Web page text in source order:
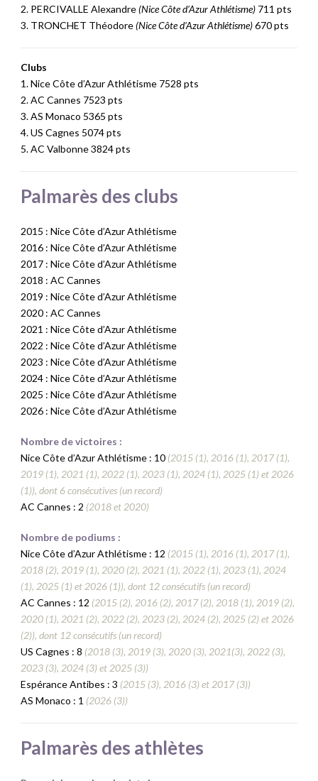
2. PERCIVALLE Alexandre(Nice Côte d’Azur Athlétisme) 711 pts
3. TRONCHET Théodore(Nice Côte d’Azur Athlétisme)670 pts
Clubs
1. Nice Côte d’Azur Athlétisme 7528 pts
2. AC Cannes 7523 pts
3. AS Monaco 5365 pts
4. US Cagnes 5074 pts
5. AC Valbonne 3824 pts
Palmarès des clubs
2015 : Nice Côte d’Azur Athlétisme
2016 : Nice Côte d’Azur Athlétisme
2017 : Nice Côte d’Azur Athlétisme
2018 : AC Cannes
2019 : Nice Côte d’Azur Athlétisme
2020 : AC Cannes
2021 : Nice Côte d’Azur Athlétisme
2022 : Nice Côte d’Azur Athlétisme
2023 : Nice Côte d’Azur Athlétisme
2024 : Nice Côte d’Azur Athlétisme
2025 : Nice Côte d’Azur Athlétisme
2026 : Nice Côte d’Azur Athlétisme
Nombre de victoires :
Nice Côte d’Azur Athlétisme : 10 (2015 (1), 2016 (1), 2017 (1),
2019 (1), 2021 (1), 2022 (1), 2023 (1), 2024 (1), 2025 (1) et 2026
(1)), dont 6 consécutives (un record)
AC Cannes : 2 (2018 et 2020)
Nombre de podiums :
Nice Côte d’Azur Athlétisme : 12 (2015 (1), 2016 (1), 2017 (1),
2018 (2), 2019 (1), 2020 (2), 2021 (1), 2022 (1), 2023 (1), 2024
(1), 2025 (1) et 2026 (1)), dont 12 consécutifs (un record)
AC Cannes : 12 (2015 (2), 2016 (2), 2017 (2), 2018 (1), 2019 (2),
2020 (1), 2021 (2), 2022 (2), 2023 (2), 2024 (2), 2025 (2) et 2026
(2)), dont 12 consécutifs (un record)
US Cagnes : 8 (2018 (3), 2019 (3), 2020 (3), 2021(3), 2022 (3),
2023 (3), 2024 (3) et 2025 (3))
Espérance Antibes : 3 (2015 (3), 2016 (3) et 2017 (3))
AS Monaco : 1 (2026 (3))
Palmarès des athlètes